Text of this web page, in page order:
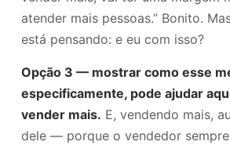
atender mais pessoas.” Bonito.
está pensando: e eu com isso?
Opção 3 — mostrar como esse
especificamente, pode ajudar
vender mais. E, vendendo mais,
dele — porque o vendedor